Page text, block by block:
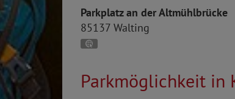
Parkplatz an der Altmühlbrücke
85137 Walting
Parkmöglichkeit in